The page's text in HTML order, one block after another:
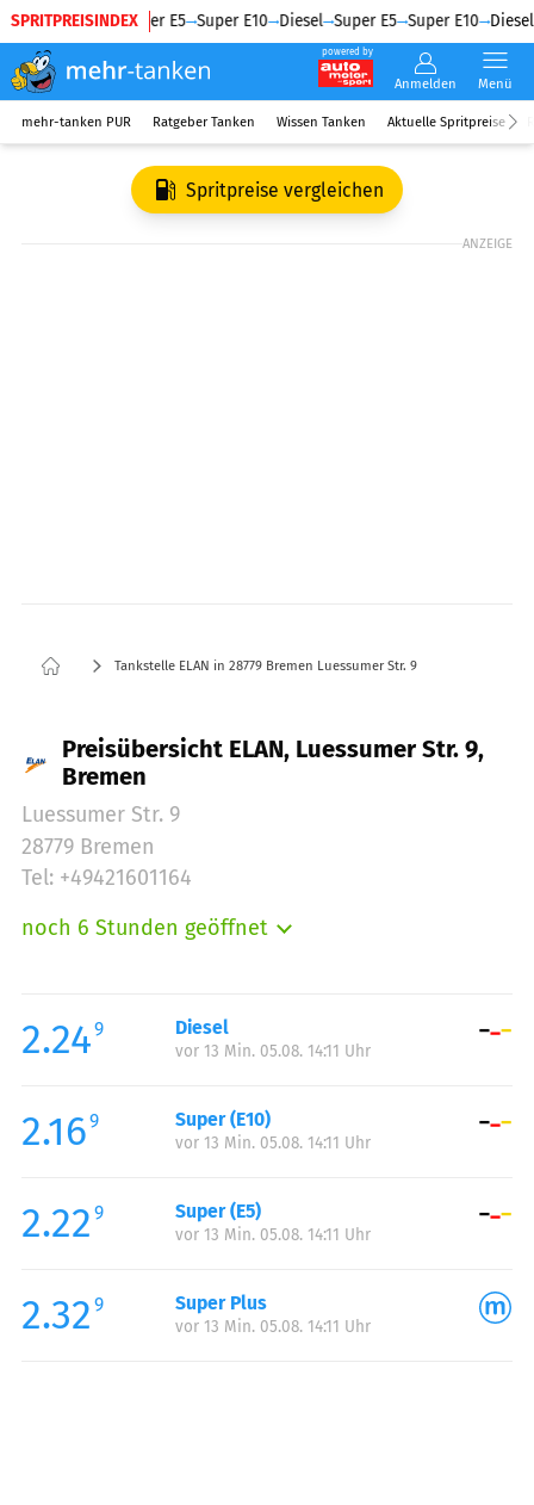
SPRITPREISINDEX
Diesel Super E5 Super E10 Diesel Super E5 Super E10 Diesel
powered by
Anmelden Menü
mehr-tanken PUR Ratgeber Tanken Wissen Tanken Aktuelle Spritpreise
Spritpreise vergleichen
ANZEIGE
Tankstelle ELAN in 28779 Bremen Luessumer Str. 9
Preisübersicht ELAN, Luessumer Str. 9,
Bremen
Luessumer Str. 9
28779 Bremen
Tel: +49421601164
noch 6 Stunden geöffnet
Mittwoch:
05:00-23:00
Donnerstag:
Samstag:
06:00-23:00
Sonntag:
2.249 Diesel
vor 13 Min. 05.08. 14:11 Uhr
2.169 Super (E10)
vor 13 Min. 05.08. 14:11 Uhr
2.22 9 Super (E5)
vor 13 Min. 05.08. 14:11 Uhr
2.32 9 Super Plus
vor 13 Min. 05.08. 14:11 Uhr